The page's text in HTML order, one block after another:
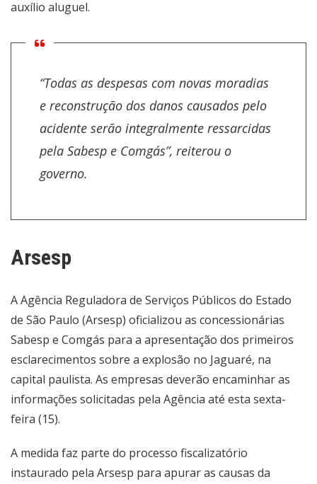
auxílio aluguel.
“Todas as despesas com novas moradias
e reconstrução dos danos causados pelo
acidente serão integralmente ressarcidas
pela Sabesp e Comgás”, reiterou o
governo.
Arsesp
A Agência Reguladora de Serviços Públicos do Estado
de São Paulo (Arsesp) oficializou as concessionárias
Sabesp e Comgás para a apresentação dos primeiros
esclarecimentos sobre a explosão no Jaguaré, na
capital paulista. As empresas deverão encaminhar as
informações solicitadas pela Agência até esta sexta-
feira (15).
A medida faz parte do processo fiscalizatório
instaurado pela Arsesp para apurar as causas da